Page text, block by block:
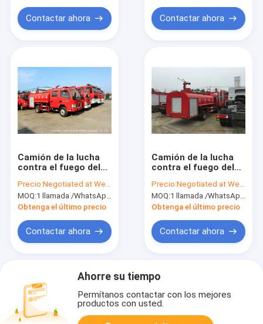
Contactar ahora Contactar ahora
Camión de la lucha
contra el fuego del
para el servicio de
incendios con la
bomba de agua y la
Precio:Negotiated at Weichat:King253725877
MOQ:1 llamada /WhatsApp de la unidad: +8615271357675
Obtenga el último precio
Contactar ahora
Camión de la lucha
contra el fuego del
alto rendimiento 4x2
con la bomba de
fuego 3500Liters
Precio:Negotiated at Weichat:King253725877
MOQ:1 llamada /WhatsApp de la unidad: +8615271357675
Obtenga el último precio
Contactar ahora
Ahorre su tiempo
Permítanos contactar con los mejores
productos con usted.